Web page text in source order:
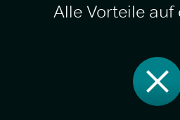
Alle Vorteile auf